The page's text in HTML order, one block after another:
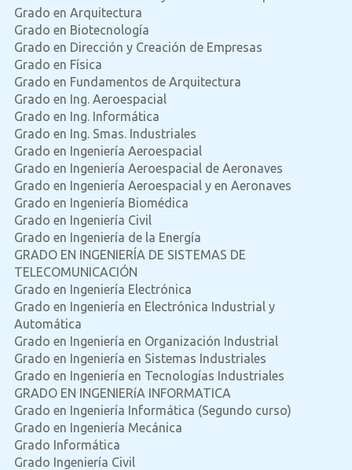
Grado en Arquitectura
Grado en Biotecnología
Grado en Dirección y Creación de Empresas
Grado en Física
Grado en Fundamentos de Arquitectura
Grado en Ing. Aeroespacial
Grado en Ing. Informática
Grado en Ing. Smas. Industriales
Grado en Ingeniería Aeroespacial
Grado en Ingeniería Aeroespacial de Aeronaves
Grado en Ingeniería Aeroespacial y en Aeronaves
Grado en Ingeniería Biomédica
Grado en Ingeniería Civil
Grado en Ingeniería de la Energía
GRADO EN INGENIERÍA DE SISTEMAS DE
TELECOMUNICACIÓN
Grado en Ingeniería Electrónica
Grado en Ingeniería en Electrónica Industrial y
Automática
Grado en Ingeniería en Organización Industrial
Grado en Ingeniería en Sistemas Industriales
Grado en Ingeniería en Tecnologías Industriales
GRADO EN INGENIERíA INFORMATICA
Grado en Ingeniería Informática (Segundo curso)
Grado en Ingeniería Mecánica
Grado Informática
Grado Ingeniería Civil